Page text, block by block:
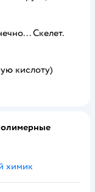
Скелет.
кислоту)
химик